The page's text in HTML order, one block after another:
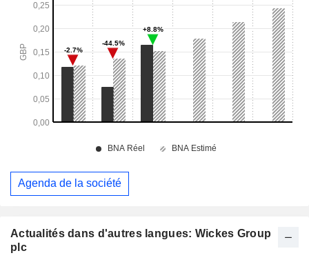
Actualités dans d'autres langues: Wickes Group
plc
Agenda de la société